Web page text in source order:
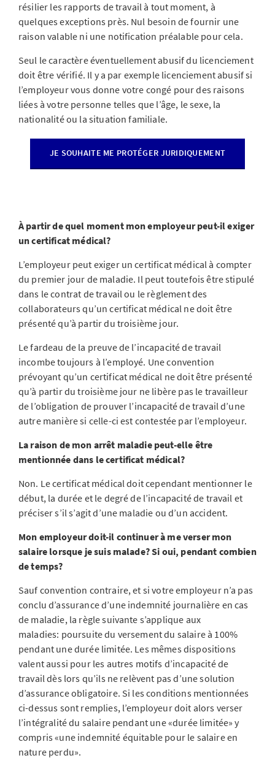
résilier les rapports de travail à tout moment, à
quelques exceptions près. Nul besoin de fournir une
raison valable ni une notification préalable pour cela.
Seul le caractère éventuellement abusif du licenciement
doit être vérifié. Il y a par exemple licenciement abusif si
l’employeur vous donne votre congé pour des raisons
liées à votre personne telles que l’âge, le sexe, la
nationalité ou la situation familiale.
JE SOUHAITE ME PROTÉGER JURIDIQUEMENT
À partir de quel moment mon employeur peut-il exiger
un certificat médical?
L’employeur peut exiger un certificat médical à compter
du premier jour de maladie. Il peut toutefois être stipulé
dans le contrat de travail ou le règlement des
collaborateurs qu’un certificat médical ne doit être
présenté qu’à partir du troisième jour.
Le fardeau de la preuve de l’incapacité de travail
incombe toujours à l’employé. Une convention
prévoyant qu’un certificat médical ne doit être présenté
qu’à partir du troisième jour ne libère pas le travailleur
de l’obligation de prouver l’incapacité de travail d’une
autre manière si celle-ci est contestée par l’employeur.
La raison de mon arrêt maladie peut-elle être
mentionnée dans le certificat médical?
Non. Le certificat médical doit cependant mentionner le
début, la durée et le degré de l’incapacité de travail et
préciser s’il s’agit d’une maladie ou d’un accident.
Mon employeur doit-il continuer à me verser mon
salaire lorsque je suis malade? Si oui, pendant combien
de temps?
Sauf convention contraire, et si votre employeur n’a pas
conclu d’assurance d’une indemnité journalière en cas
de maladie, la règle suivante s’applique aux
maladies: poursuite du versement du salaire à 100%
pendant une durée limitée. Les mêmes dispositions
valent aussi pour les autres motifs d’incapacité de
travail dès lors qu’ils ne relèvent pas d’une solution
d’assurance obligatoire. Si les conditions mentionnées
ci-dessus sont remplies, l’employeur doit alors verser
l’intégralité du salaire pendant une «durée limitée» y
compris «une indemnité équitable pour le salaire en
nature perdu».